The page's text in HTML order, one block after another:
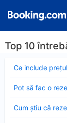
Top 10
Ce include
închis
Pot să fac o
închis
Cum ştiu că
închis